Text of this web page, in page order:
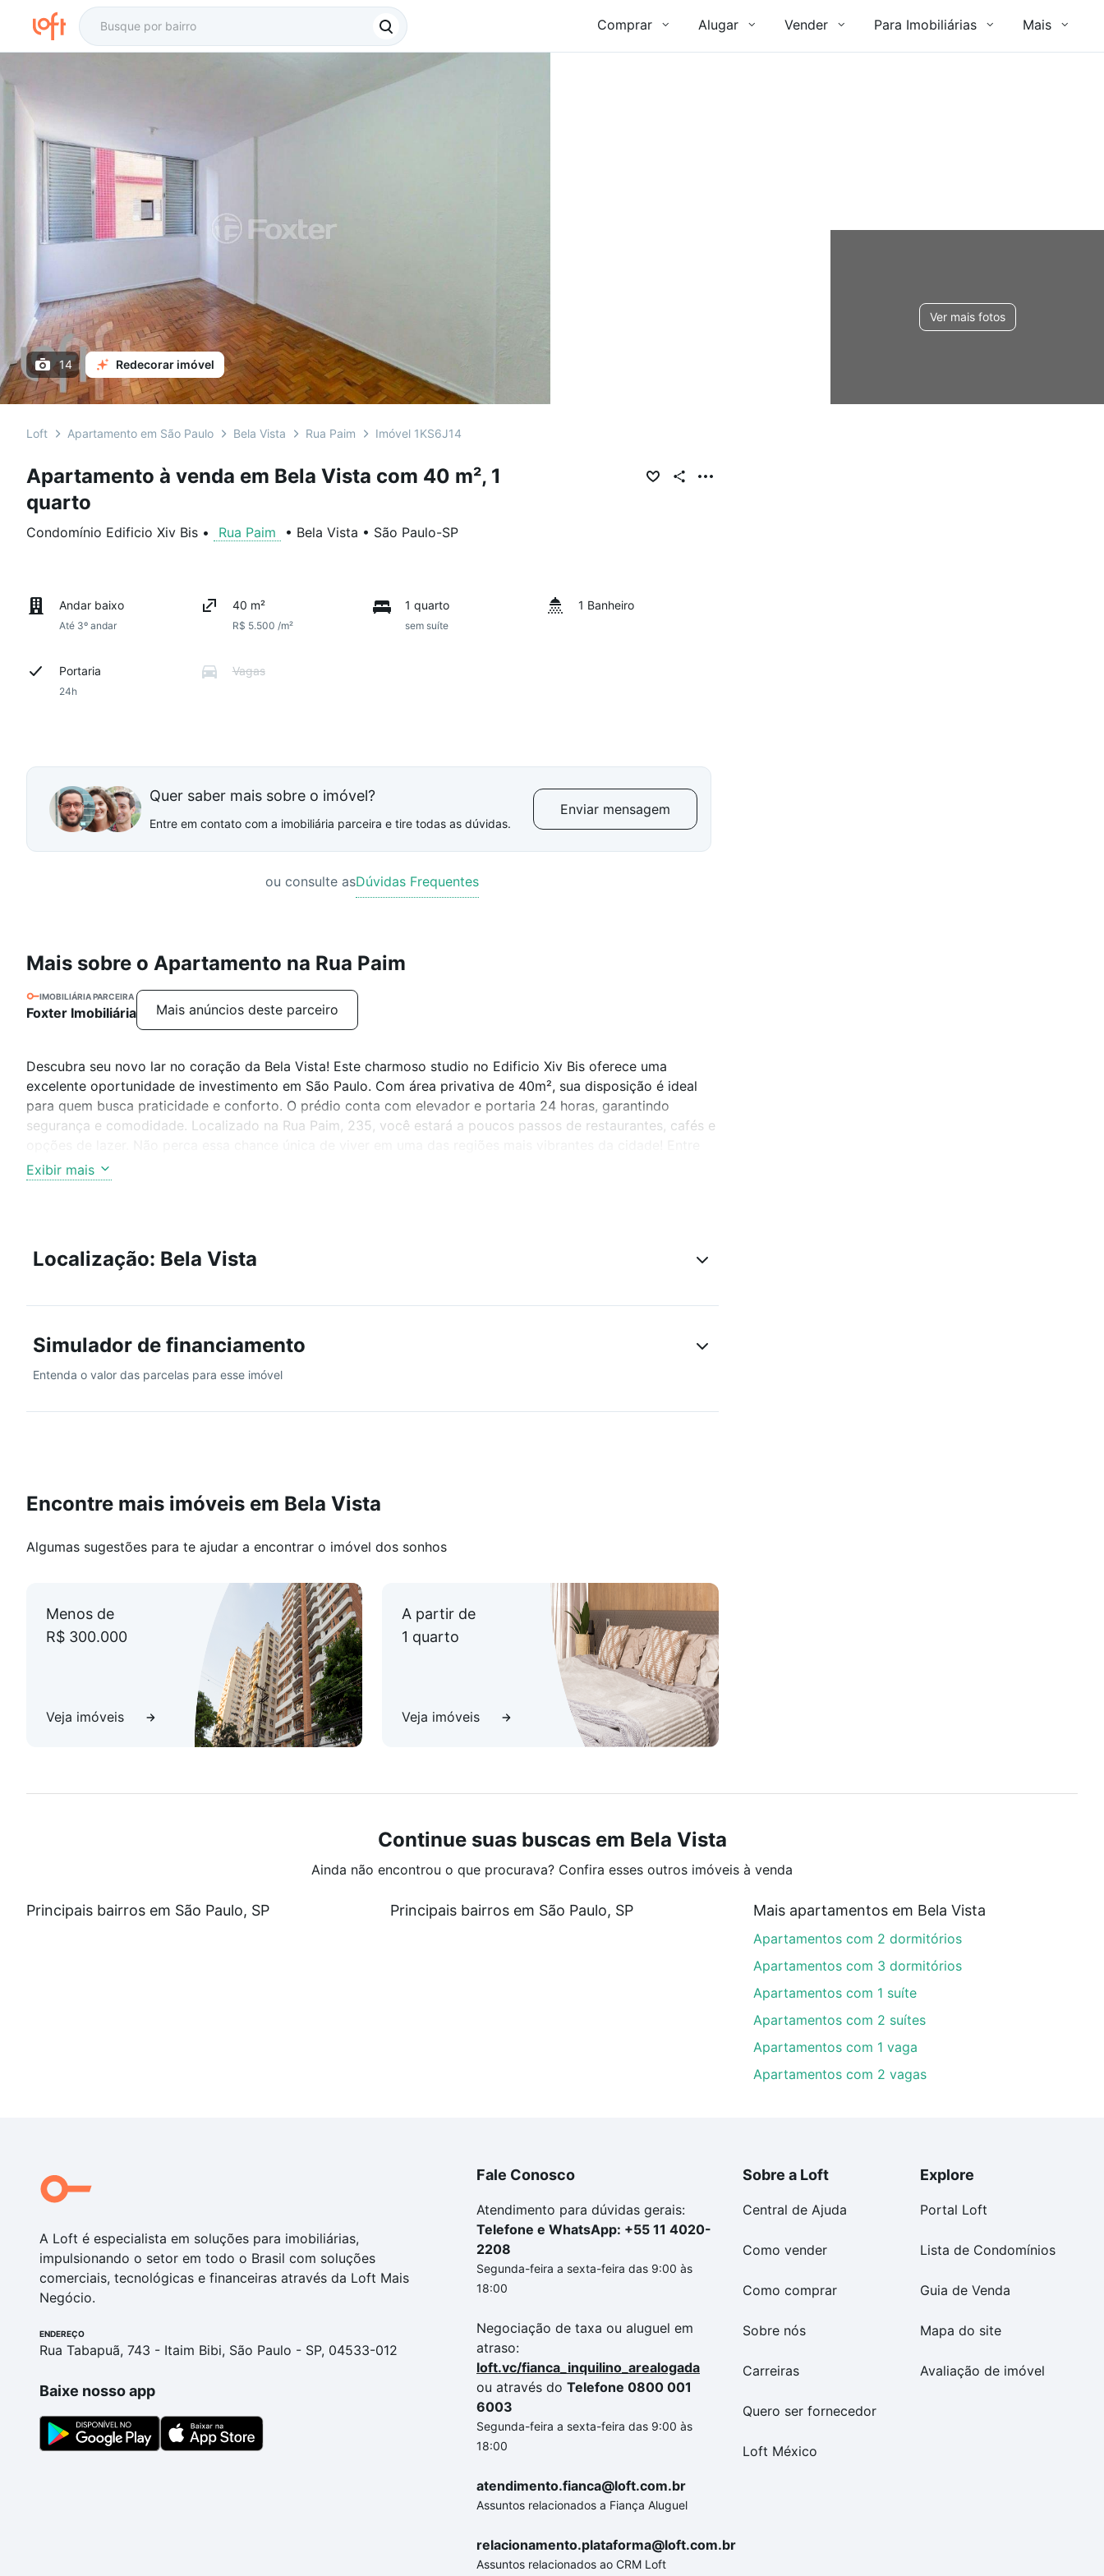
Comprar Alugar Vender Para Imobiliárias Mais
Ver mais fotos
14 Redecorar imóvel
Loft Apartamento em São Paulo Bela Vista Rua Paim Imóvel 1KS6J14
Apartamento à venda em Bela Vista com 40 m², 1
quarto
Condomínio Edificio Xiv Bis • Rua Paim • Bela Vista • São Paulo-SP
Andar baixo
Até 3º andar
40 m²
R$ 5.500 /m²
1 quarto
sem suíte
1 Banheiro
Portaria
24h
Vagas
Quer saber mais sobre o imóvel?
Entre em contato com a imobiliária parceira e tire todas as dúvidas.
Enviar mensagem
ou consulte asDúvidas Frequentes
Mais sobre o Apartamento na Rua Paim
IMOBILIÁRIA PARCEIRA
Foxter Imobiliária Mais anúncios deste parceiro
Descubra seu novo lar no coração da Bela Vista! Este charmoso studio no Edificio Xiv Bis oferece uma
excelente oportunidade de investimento em São Paulo. Com área privativa de 40m², sua disposição é ideal
para quem busca praticidade e conforto. O prédio conta com elevador e portaria 24 horas, garantindo
segurança e comodidade. Localizado na Rua Paim, 235, você estará a poucos passos de restaurantes, cafés e
em contato e agende sua visita.
Exibir mais
Localização: Bela Vista
Simulador de financiamento
Entenda o valor das parcelas para esse imóvel
Encontre mais imóveis em Bela Vista
Algumas sugestões para te ajudar a encontrar o imóvel dos sonhos
Menos de
R$ 300.000
Veja imóveis
A partir de
1 quarto
Veja imóveis
Continue suas buscas em Bela Vista
Ainda não encontrou o que procurava? Confira esses outros imóveis à venda
Principais bairros em São Paulo, SP Principais bairros em São Paulo, SP Mais apartamentos em Bela Vista
Apartamentos com 2 dormitórios
Apartamentos com 3 dormitórios
Apartamentos com 1 suíte
Apartamentos com 2 suítes
Apartamentos com 1 vaga
Apartamentos com 2 vagas
A Loft é especialista em soluções para imobiliárias,
impulsionando o setor em todo o Brasil com soluções
comerciais, tecnológicas e financeiras através da Loft Mais
Negócio.
ENDEREÇO
Rua Tabapuã, 743 - Itaim Bibi, São Paulo - SP, 04533-012
Baixe nosso app
Fale Conosco
Atendimento para dúvidas gerais:
Telefone e WhatsApp: +55 11 4020-
2208
Segunda-feira a sexta-feira das 9:00 às
18:00
Negociação de taxa ou aluguel em
atraso:
loft.vc/fianca_inquilino_arealogada
ou através do Telefone 0800 001
6003
Segunda-feira a sexta-feira das 9:00 às
18:00
atendimento.fianca@loft.com.br
Assuntos relacionados a Fiança Aluguel
relacionamento.plataforma@loft.com.br
Assuntos relacionados ao CRM Loft
Sobre a Loft
Central de Ajuda
Como vender
Como comprar
Sobre nós
Carreiras
Quero ser fornecedor
Loft México
Explore
Portal Loft
Lista de Condomínios
Guia de Venda
Mapa do site
Avaliação de imóvel